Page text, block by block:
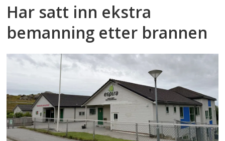
Har satt inn ekstra
bemanning etter brannen